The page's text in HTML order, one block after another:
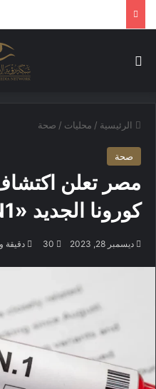
الرئيسية / محليات / صحة
صحة
مصر تعلن
كورونا الجديد «JN1»
ديسمبر 28, 2023 30 دقيقة